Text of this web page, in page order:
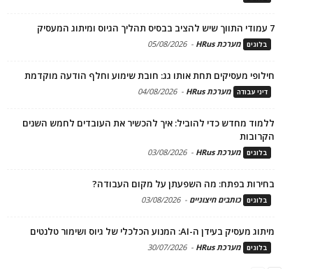
7 עמודי התווך שיש להציב בבסיס תהליך הגיוס ומיתוג המעסיק
בלוגים מערכת HRus -
05/08/2026
חילופי מעסיקים תחת אותו גג: חובת שימוע וחלף הודעה מוקדמת
דיני עבודה מערכת HRus -
04/08/2026
ללמוד מחדש כדי להוביל: איך להכשיר את העובדים לחמש השנים
הקרובות
בלוגים מערכת HRus -
03/08/2026
בחירות בפתח: מה השפעתן על מקום העבודה?
בלוגים כותבים חיצוניים -
03/08/2026
מיתוג מעסיק בעידן ה-AI: המנוע הכלכלי של גיוס ושימור טלנטים
בלוגים מערכת HRus -
30/07/2026